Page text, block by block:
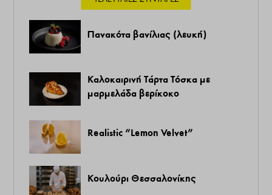
Πανακότα βανίλιας (λευκή)
Καλοκαιρινή Τάρτα Τόσκα με
μαρμελάδα βερίκοκο
Realistic “Lemon Velvet”
Κουλούρι Θεσσαλονίκης